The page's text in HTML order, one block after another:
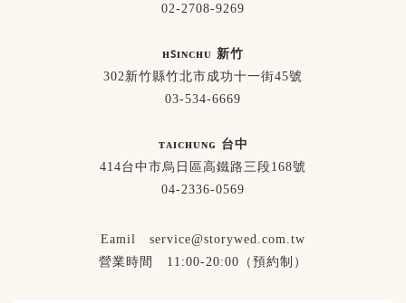
02-2708-9269
ʜꜱɪɴᴄʜᴜ 新竹
302新竹縣竹北市成功十一街45號
03-534-6669
ᴛᴀɪᴄʜᴜɴɢ 台中
414台中市烏日區高鐵路三段168號
04-2336-0569
Eamil service@storywed.com.tw
營業時間 11:00-20:00（預約制）